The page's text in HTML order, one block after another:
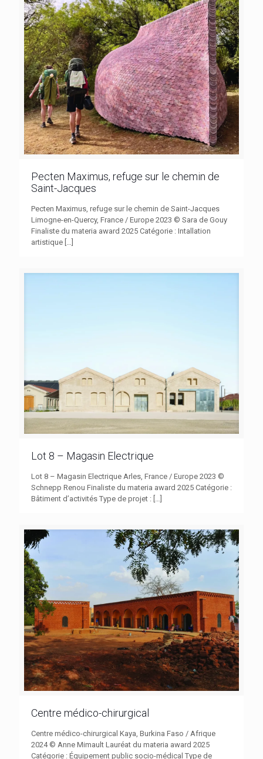
Pecten Maximus, refuge sur le chemin de
Saint-Jacques
Pecten Maximus, refuge sur le chemin de Saint-Jacques
Limogne-en-Quercy, France / Europe 2023 © Sara de Gouy
Finaliste du materia award 2025 Catégorie : Intallation
artistique […]
Lot 8 – Magasin Electrique
Lot 8 – Magasin Electrique Arles, France / Europe 2023 ©
Schnepp Renou Finaliste du materia award 2025 Catégorie :
Bâtiment d’activités Type de projet : […]
Centre médico-chirurgical
Centre médico-chirurgical Kaya, Burkina Faso / Afrique
2024 © Anne Mimault Lauréat du materia award 2025
Catégorie : Équipement public socio-médical Type de